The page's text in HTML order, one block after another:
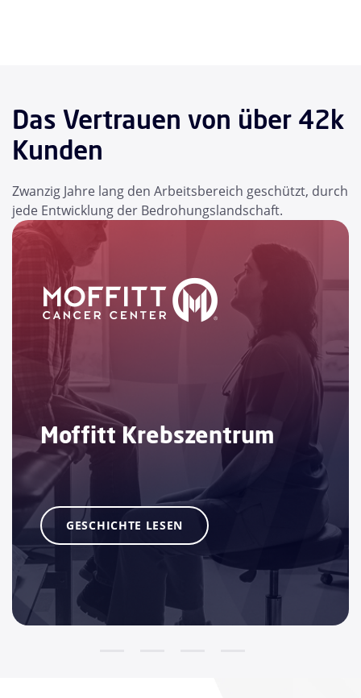
Das Vertrauen von über 42k
Kunden
Zwanzig Jahre lang den Arbeitsbereich geschützt, durch
jede Entwicklung der Bedrohungslandschaft.
Moffitt Krebszentrum
GESCHICHTE LESEN